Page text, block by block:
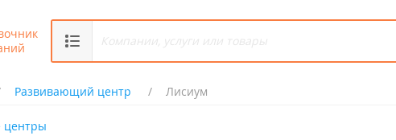
Развивающий центр Лисиум
центры